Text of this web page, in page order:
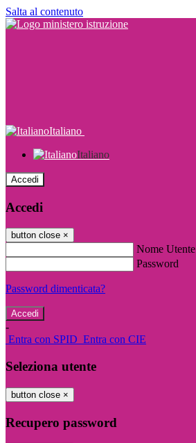
Salta al contenuto
Italiano
Italiano
Accedi
Accedi
button close ×
Nome Utente
Password
Password dimenticata?
-
Entra con SPID Entra con CIE
Seleziona utente
button close ×
Recupero password